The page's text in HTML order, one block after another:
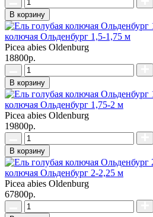
В корзину
колючая Ольденбург 1,5-1,75 м
Picea abies Oldenburg
18800р.
В корзину
колючая Ольденбург 1,75-2 м
Picea abies Oldenburg
19800р.
В корзину
колючая Ольденбург 2-2,25 м
Picea abies Oldenburg
67800р.